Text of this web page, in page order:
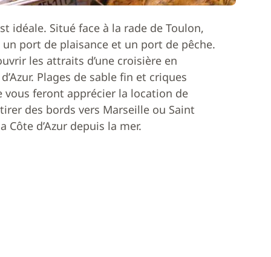
idéale. Situé face à la rade de Toulon,
port de plaisance et un port de pêche.
les attraits d’une croisière en
Plages de sable fin et criques
feront apprécier la location de
des bords vers Marseille ou Saint
d’Azur depuis la mer.